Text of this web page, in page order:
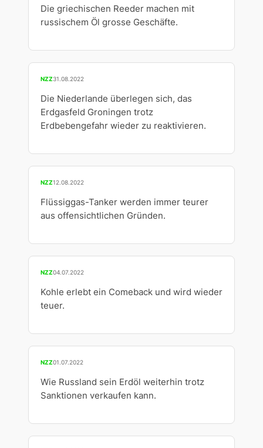
Die griechischen Reeder machen mit
russischem Öl grosse Geschäfte.
NZZ31.08.2022
Die Niederlande überlegen sich, das
Erdgasfeld Groningen trotz
Erdbebengefahr wieder zu reaktivieren.
NZZ12.08.2022
Flüssiggas-Tanker werden immer teurer
aus offensichtlichen Gründen.
NZZ04.07.2022
Kohle erlebt ein Comeback und wird wieder
teuer.
NZZ01.07.2022
Wie Russland sein Erdöl weiterhin trotz
Sanktionen verkaufen kann.